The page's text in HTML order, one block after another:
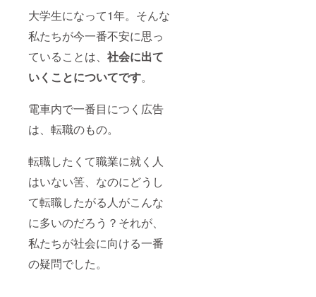
大学生になって1年。そんな
私たちが今一番不安に思っ
ていることは、 社会に出て
いくことについてです。
電車内で一番目につく広告
は、転職のもの。
転職したくて職業に就く人
はいない筈、なのにどうし
て転職したがる人がこんな
に多いのだろう？それが、
私たちが社会に向ける一番
の疑問でした。